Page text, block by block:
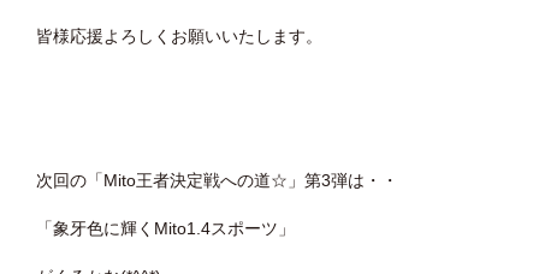
皆様応援よろしくお願いいたします。
次回の「Mito王者決定戦への道☆」第3弾は・・
「象牙色に輝くMito1.4スポーツ」